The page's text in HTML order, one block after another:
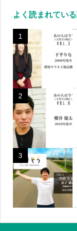
よく読まれてい
1
2
3